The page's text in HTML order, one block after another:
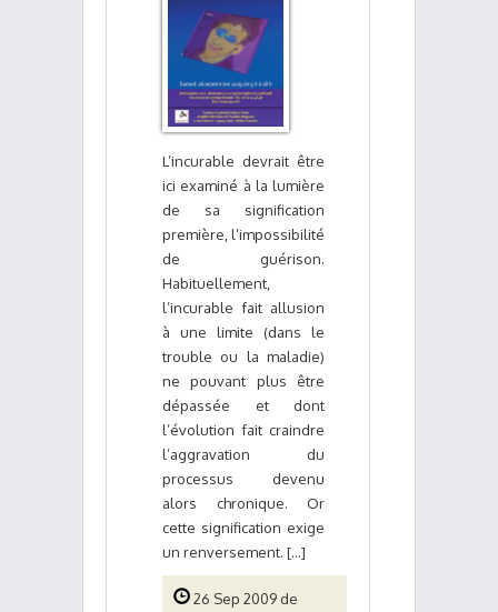
L’incurable devrait être
ici examiné à la lumière
de sa signification
première, l’impossibilité
de guérison.
Habituellement,
l’incurable fait allusion
à une limite (dans le
trouble ou la maladie)
ne pouvant plus être
dépassée et dont
l’évolution fait craindre
l’aggravation du
processus devenu
alors chronique. Or
cette signification exige
un renversement. [...]
26 Sep 2009 de